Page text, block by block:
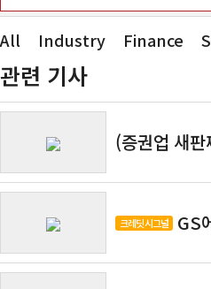
All Industry Finance
관련 기사
(증권업 새
크레딧 시그널 GS